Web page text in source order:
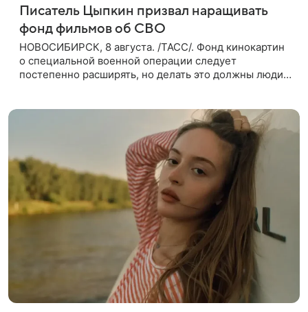
Писатель Цыпкин призвал наращивать
фонд фильмов об СВО
НОВОСИБИРСК, 8 августа. /ТАСС/. Фонд кинокартин
о специальной военной операции следует
постепенно расширять, но делать это должны люди,